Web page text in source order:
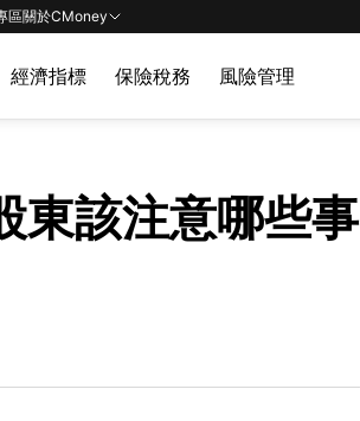
區關於CMoney
經濟指標 保險稅務 風險管理
東該注意哪些事